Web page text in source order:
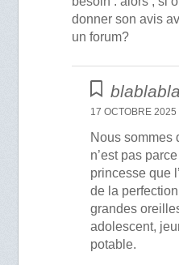
donner son avis
un forum?
blablabla
17 OCTOBRE 2025
Nous sommes
n’est pas
princesse que
de la
grandes
adolescent,
potable.